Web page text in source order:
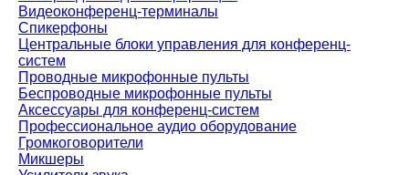
Видеоконференц-терминалы
Спикерфоны
Центральные блоки управления для конференц-
систем
Проводные микрофонные пульты
Беспроводные микрофонные пульты
Аксессуары для конференц-систем
Профессиональное аудио оборудование
Громкоговорители
Микшеры